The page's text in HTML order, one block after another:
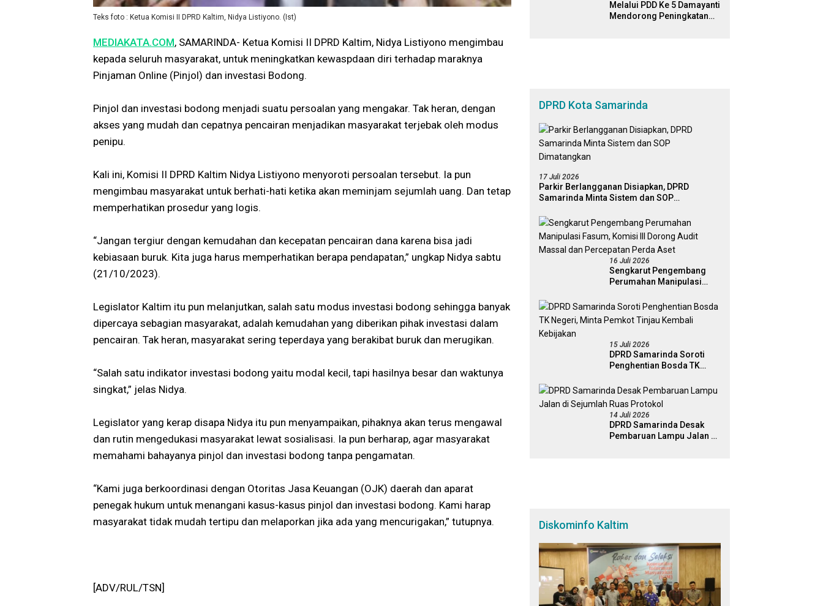
Teks foto : Ketua Komisi II DPRD Kaltim, Nidya Listiyono. (Ist)
MEDIAKATA.COM, SAMARINDA- Ketua Komisi II DPRD Kaltim, Nidya Listiyono mengimbau
kepada seluruh masyarakat, untuk meningkatkan kewaspdaan diri terhadap maraknya
Pinjaman Online (Pinjol) dan investasi Bodong.
Pinjol dan investasi bodong menjadi suatu persoalan yang mengakar. Tak heran, dengan
akses yang mudah dan cepatnya pencairan menjadikan masyarakat terjebak oleh modus
penipu.
Kali ini, Komisi II DPRD Kaltim Nidya Listiyono menyoroti persoalan tersebut. Ia pun
mengimbau masyarakat untuk berhati-hati ketika akan meminjam sejumlah uang. Dan tetap
memperhatikan prosedur yang logis.
“Jangan tergiur dengan kemudahan dan kecepatan pencairan dana karena bisa jadi
kebiasaan buruk. Kita juga harus memperhatikan berapa pendapatan,” ungkap Nidya sabtu
(21/10/2023).
Legislator Kaltim itu pun melanjutkan, salah satu modus investasi bodong sehingga banyak
dipercaya sebagian masyarakat, adalah kemudahan yang diberikan pihak investasi dalam
pencairan. Tak heran, masyarakat sering teperdaya yang berakibat buruk dan merugikan.
“Salah satu indikator investasi bodong yaitu modal kecil, tapi hasilnya besar dan waktunya
singkat,” jelas Nidya.
Legislator yang kerap disapa Nidya itu pun menyampaikan, pihaknya akan terus mengawal
dan rutin mengedukasi masyarakat lewat sosialisasi. Ia pun berharap, agar masyarakat
memahami bahayanya pinjol dan investasi bodong tanpa pengamatan.
“Kami juga berkoordinasi dengan Otoritas Jasa Keuangan (OJK) daerah dan aparat
penegak hukum untuk menangani kasus-kasus pinjol dan investasi bodong. Kami harap
masyarakat tidak mudah tertipu dan melaporkan jika ada yang mencurigakan,” tutupnya.
[ADV/RUL/TSN]
Melalui PDD Ke 5 Damayanti
Mendorong Peningkatan
DPRD Kota Samarinda
17 Juli 2026
Parkir Berlangganan Disiapkan, DPRD
Samarinda Minta Sistem dan SOP
16 Juli 2026
Sengkarut Pengembang
Perumahan Manipulasi
Audit Massal dan
Percepatan Perda Aset
15 Juli 2026
DPRD Samarinda Soroti
Penghentian Bosda TK
Tinjau Kembali Kebijakan
14 Juli 2026
DPRD Samarinda Desak
Pembaruan Lampu Jalan di
Diskominfo Kaltim